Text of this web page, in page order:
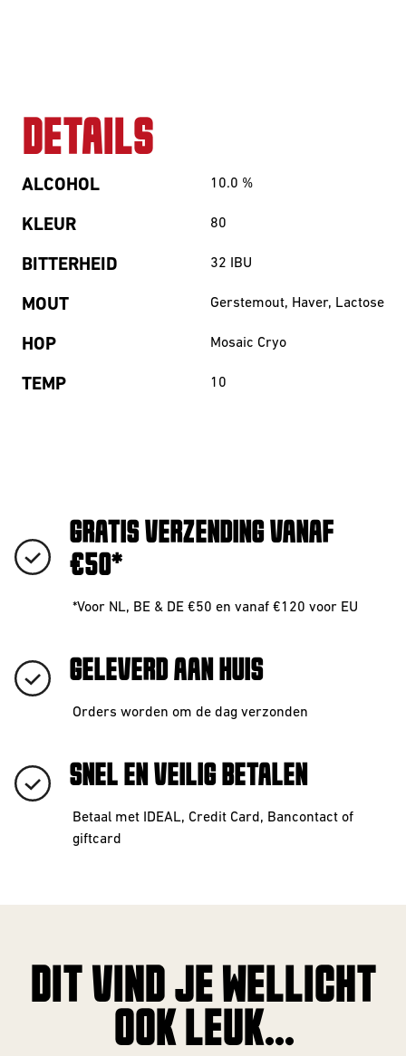
DETAILS
ALCOHOL 10.0 %
KLEUR 80
BITTERHEID 32 IBU
MOUT Gerstemout, Haver, Lactose
HOP Mosaic Cryo
TEMP 10
GRATIS VERZENDING VANAF
€50*
*Voor NL, BE & DE €50 en vanaf €120 voor EU
GELEVERD AAN HUIS
Orders worden om de dag verzonden
SNEL EN VEILIG BETALEN
Betaal met IDEAL, Credit Card, Bancontact of
giftcard
DIT VIND JE WELLICHT
OOK LEUK...